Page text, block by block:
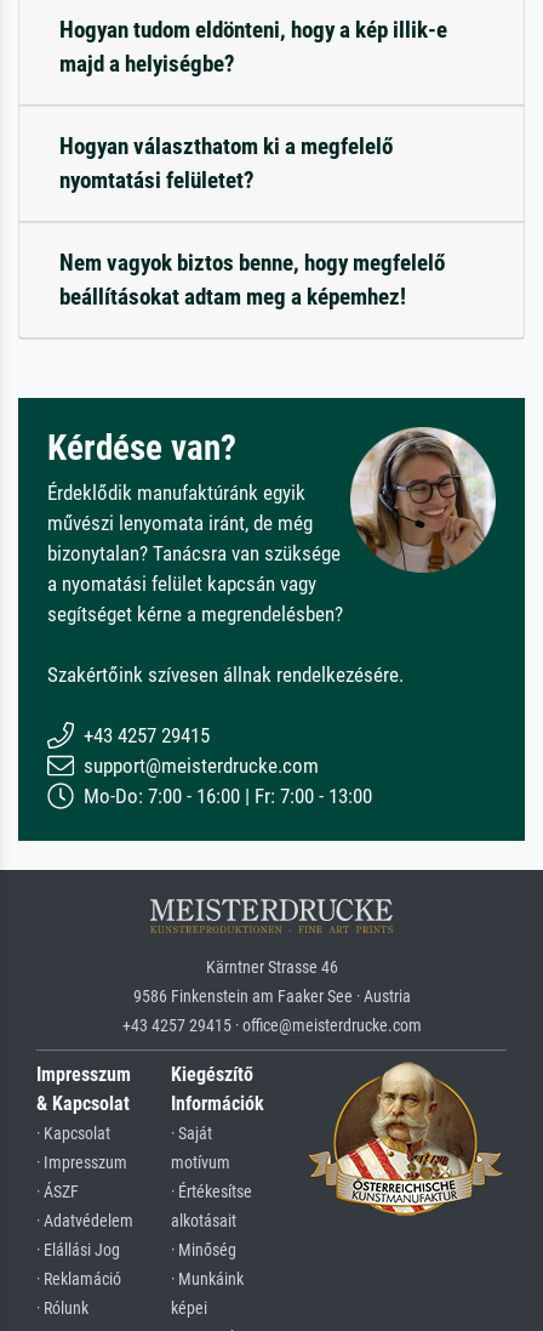
Hogyan tudom eldönteni, hogy a kép illik-e
majd a helyiségbe?
Hogyan választhatom ki a megfelelő
nyomtatási felületet?
Nem vagyok biztos benne, hogy megfelelő
beállításokat adtam meg a képemhez!
Kérdése van?
Érdeklődik manufaktúránk egyik
művészi lenyomata iránt, de még
bizonytalan? Tanácsra van szüksége
a nyomatási felület kapcsán vagy
segítséget kérne a megrendelésben?
Szakértőink szívesen állnak rendelkezésére.
+43 4257 29415
support@meisterdrucke.com
Mo-Do: 7:00 - 16:00 | Fr: 7:00 - 13:00
Kärntner Strasse 46
9586 Finkenstein am Faaker See · Austria
+43 4257 29415 · office@meisterdrucke.com
Impresszum
& Kapcsolat
· Kapcsolat
· Impresszum
· ÁSZF
· Adatvédelem
· Elállási Jog
· Reklamáció
· Rólunk
Kiegészítő
Információk
· Saját
motívum
· Értékesítse
alkotásait
· Minőség
· Munkáink
képei